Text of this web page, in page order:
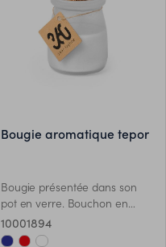
bougie aromatique tepor
Bougie présentée dans son
pot en verre. Bouchon en
liège et étiquette en carton
recyclé. Disponible dans
10001894